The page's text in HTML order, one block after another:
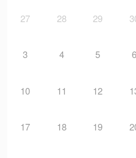
27 28 29
3 4 5 6
10 11 12
17 18 19